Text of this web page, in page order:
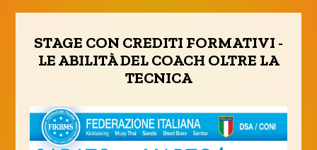
STAGE CON CREDITI FORMATIVI -
LE ABILITÀ DEL COACH OLTRE LA
TECNICA